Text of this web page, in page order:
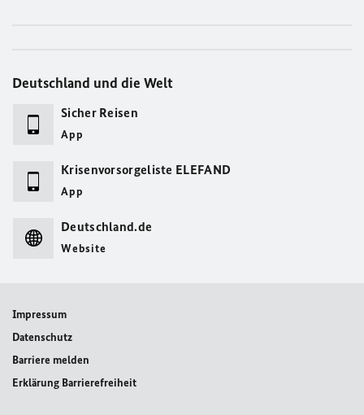
Deutschland und die Welt
Sicher Reisen
App
Krisenvorsorgeliste ELEFAND
App
Deutschland.de
Website
Impressum
Datenschutz
Barriere melden
Erklärung Barrierefreiheit